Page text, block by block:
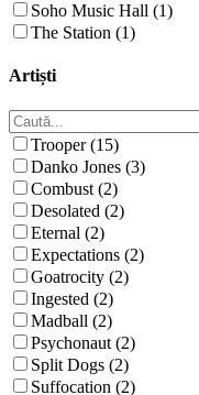
Soho Music Hall (1)
The Station (1)
Artiști
Trooper (15)
Danko Jones (3)
Combust (2)
Desolated (2)
Eternal (2)
Expectations (2)
Goatrocity (2)
Ingested (2)
Madball (2)
Psychonaut (2)
Split Dogs (2)
Suffocation (2)